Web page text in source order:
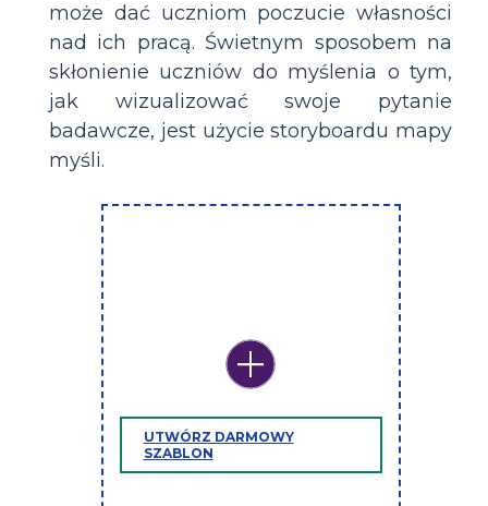
może dać uczniom poczucie własności
nad ich pracą. Świetnym sposobem na
skłonienie uczniów do myślenia o tym,
jak wizualizować swoje pytanie
badawcze, jest użycie storyboardu mapy
myśli.
UTWÓRZ DARMOWY
SZABLON